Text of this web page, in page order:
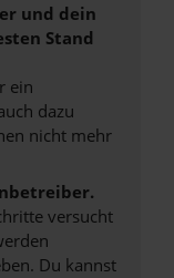
und dein
Stand
ein
dazu
nicht mehr
versucht
Du kannst